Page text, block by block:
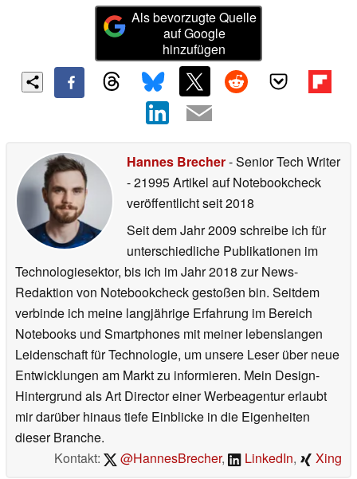
Als bevorzugte Quelle
auf Google
hinzufügen
Hannes Brecher- Senior Tech Writer
- 21995 Artikel auf Notebookcheck
veröffentlichtseit 2018
Seit dem Jahr 2009 schreibe ich für
unterschiedliche Publikationen im
Technologiesektor, bis ich im Jahr 2018 zur News-
Redaktion von Notebookcheck gestoßen bin. Seitdem
verbinde ich meine langjährige Erfahrung im Bereich
Notebooks und Smartphones mit meiner lebenslangen
Leidenschaft für Technologie, um unsere Leser über neue
Entwicklungen am Markt zu informieren. Mein Design-
Hintergrund als Art Director einer Werbeagentur erlaubt
mir darüber hinaus tiefe Einblicke in die Eigenheiten
dieser Branche.
Kontakt:
@HannesBrecher, LinkedIn, Xing